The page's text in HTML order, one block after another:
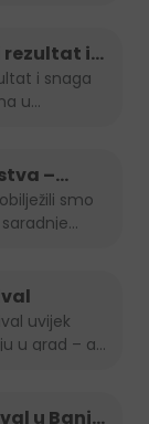
rezultat i
2025.
u...
–
u BiH
u grad – a
u Banjoj